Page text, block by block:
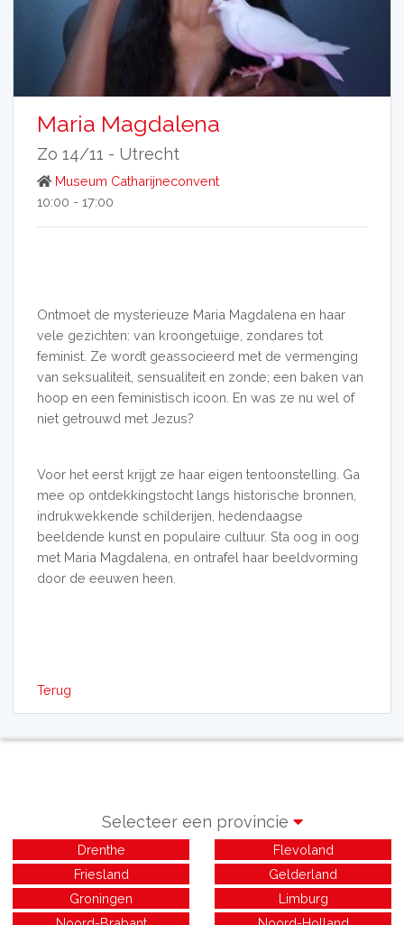
Maria Magdalena
Zo 14/11 - Utrecht
Museum Catharijneconvent
10:00 - 17:00
Ontmoet de mysterieuze Maria Magdalena en haar
vele gezichten: van kroongetuige, zondares tot
feminist. Ze wordt geassocieerd met de vermenging
van seksualiteit, sensualiteit en zonde; een baken van
hoop en een feministisch icoon. En was ze nu wel of
niet getrouwd met Jezus?
Voor het eerst krijgt ze haar eigen tentoonstelling. Ga
mee op ontdekkingstocht langs historische bronnen,
indrukwekkende schilderijen, hedendaagse
beeldende kunst en populaire cultuur. Sta oog in oog
met Maria Magdalena, en ontrafel haar beeldvorming
door de eeuwen heen.
Terug
Selecteer een provincie
Drenthe
Flevoland
Friesland
Gelderland
Groningen
Limburg